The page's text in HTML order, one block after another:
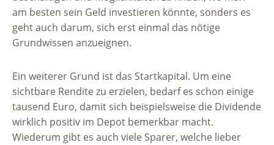
am besten sein Geld investieren könnte, sonders es
geht auch darum, sich erst einmal das nötige
Grundwissen anzueignen.
Ein weiterer Grund ist das Startkapital. Um eine
sichtbare Rendite zu erzielen, bedarf es schon einige
tausend Euro, damit sich beispielsweise die Dividende
wirklich positiv im Depot bemerkbar macht.
Wiederum gibt es auch viele Sparer, welche lieber